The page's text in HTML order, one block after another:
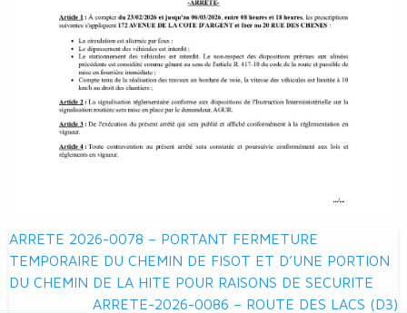
Navigation
de
l’article
ARRETE 2026-0078 – PORTANT FERMETURE
TEMPORAIRE DU CHEMIN DE FISOT ET D’UNE PORTION
DU CHEMIN DE LA HITE POUR RAISONS DE SECURITE
ARRETE-2026-0086 – ROUTE DES LACS (D3)